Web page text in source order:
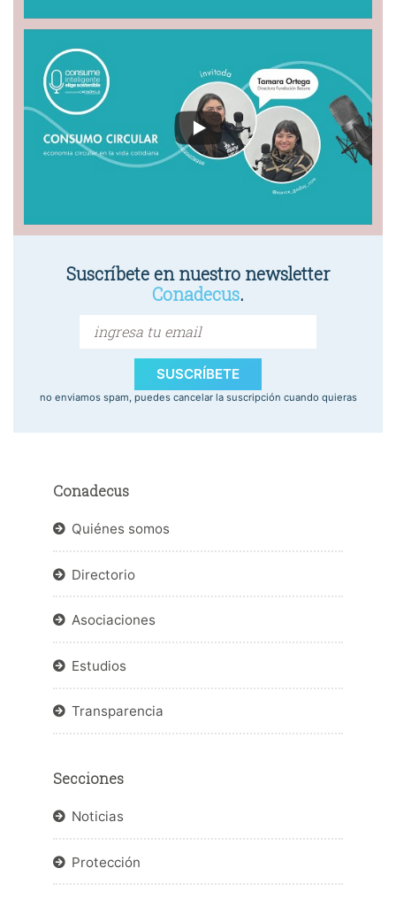
Suscríbete en nuestro newsletter
Conadecus.
SUSCRÍBETE
no enviamos spam, puedes cancelar la suscripción cuando quieras
Conadecus
Quiénes somos
Directorio
Asociaciones
Estudios
Transparencia
Secciones
Noticias
Protección